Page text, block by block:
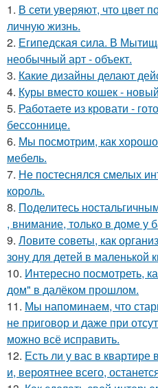
1. В сети уверяют, что цвет
личную жизнь.
2. Египедская сила. В
необычный арт - объект.
3. Какие дизайны делают
4. Куры вместо кошек -
5. Работаете из кровати -
бессоннице.
6. Мы посмотрим, как
мебель.
7. Не постеснялся смелых
король.
8. Поделитесь
, внимание, только в доме у
9. Ловите советы, как
зону для детей в маленькой
10. Интересно посмотреть,
дом" в далёком прошлом.
11. Мы напоминаем, что
не приговор и даже при
можно всё исправить.
12. Есть ли у вас в
и, вероятнее всего,